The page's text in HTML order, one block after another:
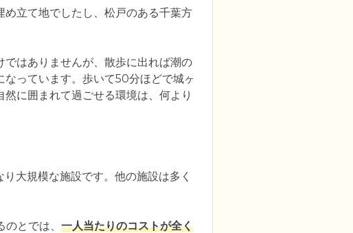
立て地でしたし、松戸のある千葉方
はありませんが、散歩に出れば潮の
っています。歩いて50分ほどで城ヶ
に囲まれて過ごせる環境は、何より
大規模な施設です。他の施設は多く
とでは、 一人当たりのコストが全く